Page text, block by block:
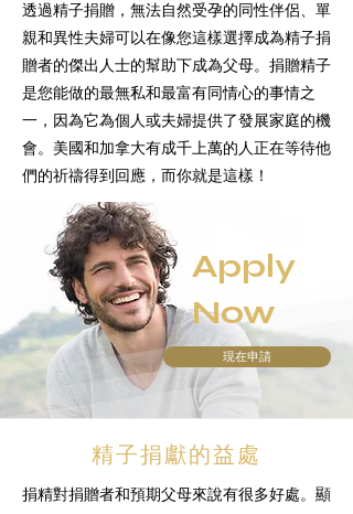
透過精子捐贈，無法自然受孕的同性伴侶、單
親和異性夫婦可以在像您這樣選擇成為精子捐
贈者的傑出人士的幫助下成為父母。捐贈精子
是您能做的最無私和最富有同情心的事情之
一，因為它為個人或夫婦提供了發展家庭的機
會。美國和加拿大有成千上萬的人正在等待他
們的祈禱得到回應，而你就是這樣！
Apply
Now
現在申請
精子捐獻的益處
捐精對捐贈者和預期父母來說有很多好處。顯